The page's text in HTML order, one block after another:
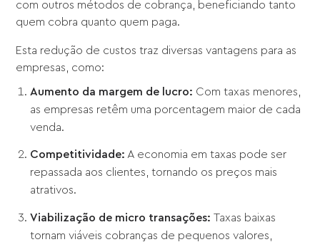
com outros métodos de cobrança, beneficiando tanto
quem cobra quanto quem paga.
Esta redução de custos traz diversas vantagens para as
empresas, como:
Aumento da margem de lucro: Com taxas menores,
as empresas retêm uma porcentagem maior de cada
venda.
Competitividade: A economia em taxas pode ser
repassada aos clientes, tornando os preços mais
atrativos.
Viabilização de micro transações:Taxas baixas
tornam viáveis cobranças de pequenos valores,